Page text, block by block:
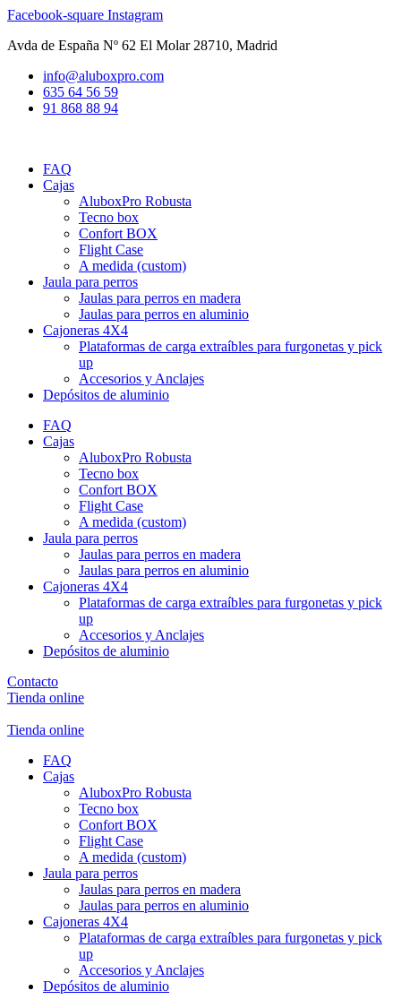
Ir
contenido
Facebook-square Instagram
Avda de España Nº 62 El Molar 28710, Madrid
info@aluboxpro.com
635 64 56 59
91 868 88 94
FAQ
Cajas
AluboxPro Robusta
Tecno box
Confort BOX
Flight Case
A medida (custom)
Jaula para perros
Jaulas para perros en madera
Jaulas para perros en aluminio
Cajoneras 4X4
Plataformas de carga extraíbles para furgonetas y pick
up
Accesorios y Anclajes
Depósitos de aluminio
FAQ
Cajas
AluboxPro Robusta
Tecno box
Confort BOX
Flight Case
A medida (custom)
Jaula para perros
Jaulas para perros en madera
Jaulas para perros en aluminio
Cajoneras 4X4
Plataformas de carga extraíbles para furgonetas y pick
up
Accesorios y Anclajes
Depósitos de aluminio
Contacto
Tienda online
Tienda online
FAQ
Cajas
AluboxPro Robusta
Tecno box
Confort BOX
Flight Case
A medida (custom)
Jaula para perros
Jaulas para perros en madera
Jaulas para perros en aluminio
Cajoneras 4X4
Plataformas de carga extraíbles para furgonetas y pick
up
Accesorios y Anclajes
Depósitos de aluminio